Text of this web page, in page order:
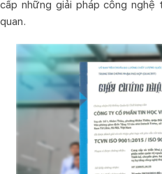
cấp những giải pháp công nghệ
quan.